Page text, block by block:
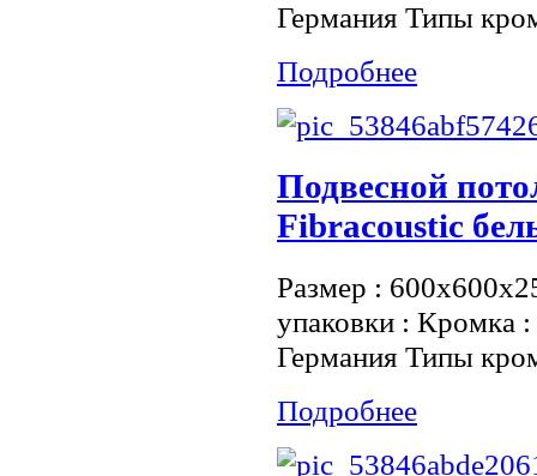
Германия Типы
Подробнее
Подвесной
Fibracoustic
Размер :
упаковки : Кромка
Германия Типы
Подробнее